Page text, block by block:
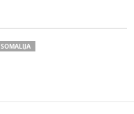
SOMALIJA